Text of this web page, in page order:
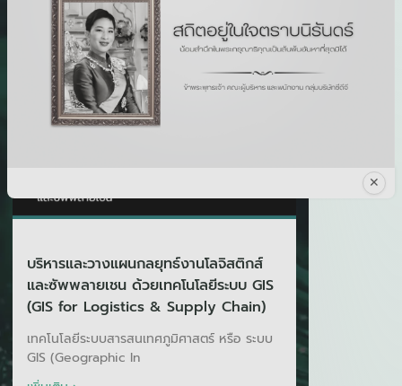
บริหารและวางแผนกลยุทธ์งานโลจิสติกส์
และซัพพลายเชน ด้วยเทคโนโลยีระบบ GIS
(GIS for Logistics & Supply Chain)
เทคโนโลยีระบบสารสนเทศภูมิศาสตร์ หรือ ระบบ
GIS (Geographic In
✕